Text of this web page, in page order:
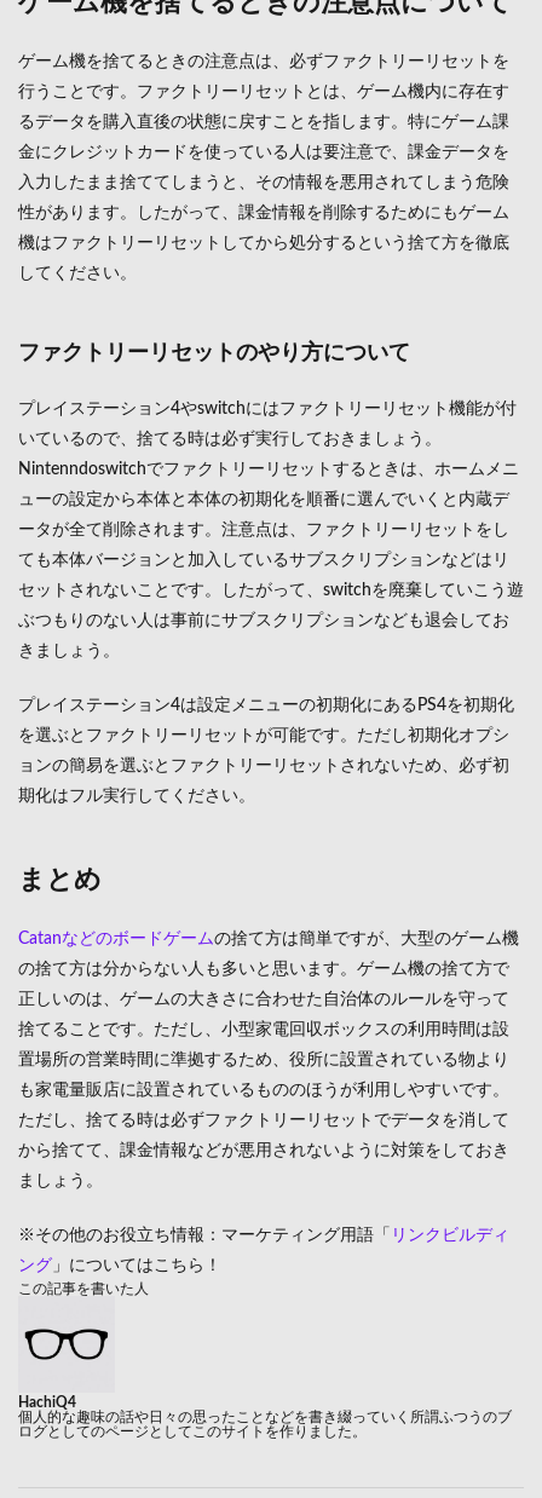
ゲーム機を捨てるときの注意点は、必ずファクトリーリセットを
行うことです。ファクトリーリセットとは、ゲーム機内に存在す
るデータを購入直後の状態に戻すことを指します。特にゲーム課
金にクレジットカードを使っている人は要注意で、課金データを
入力したまま捨ててしまうと、その情報を悪用されてしまう危険
性があります。したがって、課金情報を削除するためにもゲーム
機はファクトリーリセットしてから処分するという捨て方を徹底
してください。
ファクトリーリセットのやり方について
プレイステーション4やswitchにはファクトリーリセット機能が付
いているので、捨てる時は必ず実行しておきましょう。
Nintenndoswitchでファクトリーリセットするときは、ホームメニ
ューの設定から本体と本体の初期化を順番に選んでいくと内蔵デ
ータが全て削除されます。注意点は、ファクトリーリセットをし
ても本体バージョンと加入しているサブスクリプションなどはリ
セットされないことです。したがって、switchを廃棄していこう遊
ぶつもりのない人は事前にサブスクリプションなども退会してお
きましょう。
プレイステーション4は設定メニューの初期化にあるPS4を初期化
を選ぶとファクトリーリセットが可能です。ただし初期化オプシ
ョンの簡易を選ぶとファクトリーリセットされないため、必ず初
期化はフル実行してください。
まとめ
Catanなどのボードゲームの捨て方は簡単ですが、大型のゲーム機
の捨て方は分からない人も多いと思います。ゲーム機の捨て方で
正しいのは、ゲームの大きさに合わせた自治体のルールを守って
捨てることです。ただし、小型家電回収ボックスの利用時間は設
置場所の営業時間に準拠するため、役所に設置されている物より
も家電量販店に設置されているもののほうが利用しやすいです。
ただし、捨てる時は必ずファクトリーリセットでデータを消して
から捨てて、課金情報などが悪用されないように対策をしておき
ましょう。
※その他のお役立ち情報：マーケティング用語「 リンクビルディ
ング 」についてはこちら！
この記事を書いた人
HachiQ4
個人的な趣味の話や日々の思ったことなどを書き綴っていく所謂ふつうのブ
ログとしてのページとしてこのサイトを作りました。